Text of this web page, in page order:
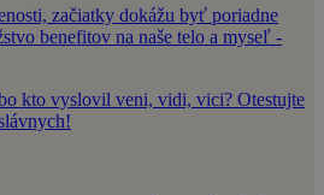
začiatky dokážu byť poriadne
benefitov na naše telo a myseľ -